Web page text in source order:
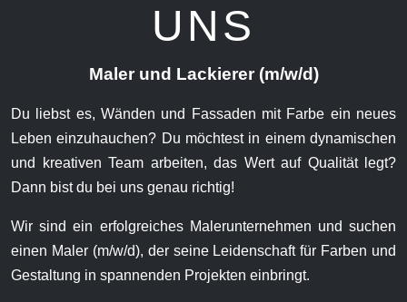
UNS
Maler und Lackierer (m/w/d)
Du liebst es, Wänden und Fassaden mit Farbe ein neues
Leben einzuhauchen? Du möchtest in einem dynamischen
und kreativen Team arbeiten, das Wert auf Qualität legt?
Dann bist du bei uns genau richtig!
Wir sind ein erfolgreiches Malerunternehmen und suchen
einen Maler (m/w/d), der seine Leidenschaft für Farben und
Gestaltung in spannenden Projekten einbringt.